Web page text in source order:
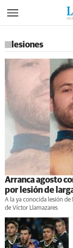
lesiones
Arranca agosto
por lesión de
A la ya conocida lesión de
de Víctor Llamazares